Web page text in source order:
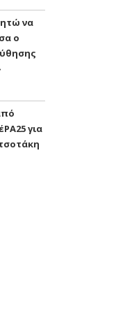
να
ο
για